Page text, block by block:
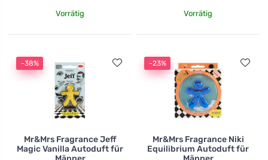
Vorrätig Vorrätig
-38%
Mr&Mrs Fragrance Jeff
Magic Vanilla Autoduft für
-23%
Mr&Mrs Fragrance Niki
Equilibrium Autoduft für